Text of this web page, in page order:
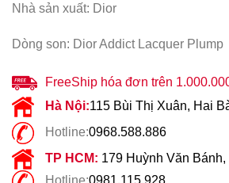
Nhà sản xuất: Dior
Dòng son: Dior Addict Lacquer Plump
FreeShip hóa đơn trên
Hà Nội:115 Bùi Thị Xuân, Hai
Hotline:0968.588.886
TP HCM: 179 Huỳnh Văn Bánh,